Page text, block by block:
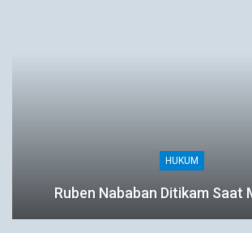
HUKUM
Ruben Nababan Ditikam Saat